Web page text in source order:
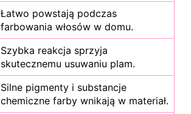
Łatwo powstają podczas
farbowania włosów w domu.
Szybka reakcja sprzyja
skutecznemu usuwaniu plam.
Silne pigmenty i substancje
chemiczne farby wnikają w materiał.